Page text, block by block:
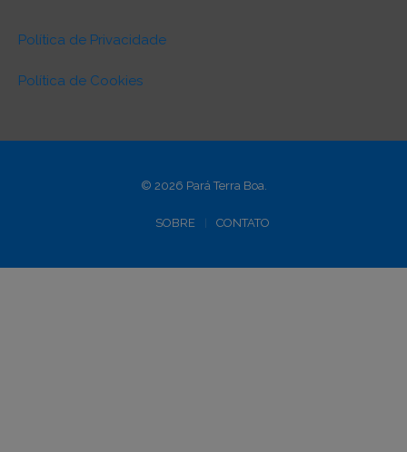
Política de Privacidade
Política de Cookies
© 2026 Pará Terra Boa.
SOBRE CONTATO